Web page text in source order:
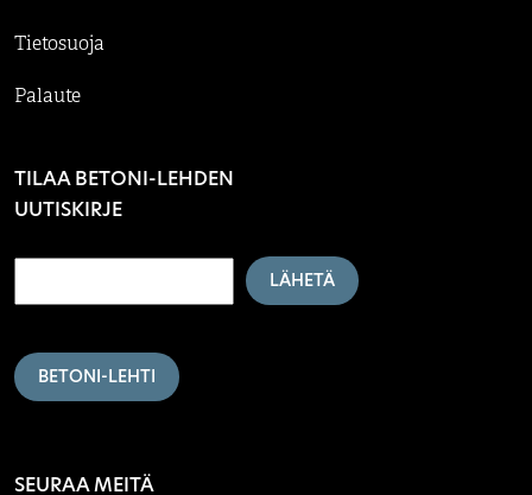
Tietosuoja
Palaute
TILAA BETONI-LEHDEN
UUTISKIRJE
LÄHETÄ
BETONI-LEHTI
SEURAA MEITÄ